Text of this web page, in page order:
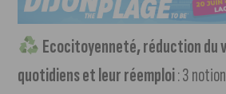
Ecocitoyenneté, réduction du
quotidiens et leur réemploi: 3